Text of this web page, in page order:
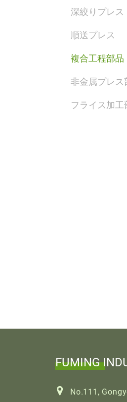
深絞りプレス
順送プレス
複合工程部品
非金属プレス
フライス加工
FUMING
No.111,